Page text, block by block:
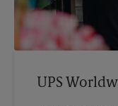
UPS